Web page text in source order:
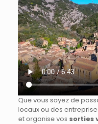
Que vous soyez de
locaux ou des
et organise vos sorties